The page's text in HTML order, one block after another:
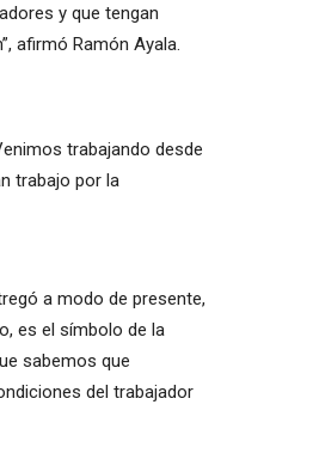
y que tengan
afirmó Ramón Ayala.
trabajando desde
trabajo por la
a modo de presente,
es el símbolo de la
sabemos que
del trabajador